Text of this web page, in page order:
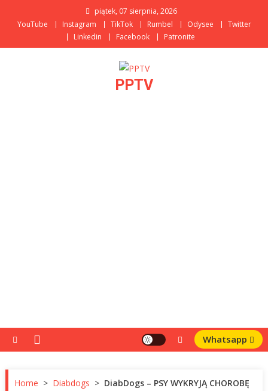
piątek, 07 sierpnia, 2026
YouTube
Instagram TikTok Rumbel Odysee
Twitter
Linkedin
Facebook Patronite
PPTV
Whatsapp
Home > Diabdogs > DiabDogs – PSY WYKRYJĄ CHOROBĘ